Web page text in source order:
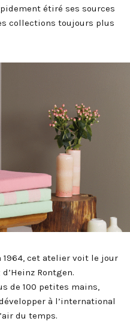
étiré ses sources
collections toujours plus
cet atelier voit le jour
Rontgen.
de 100 petites mains,
à l’international
du temps.